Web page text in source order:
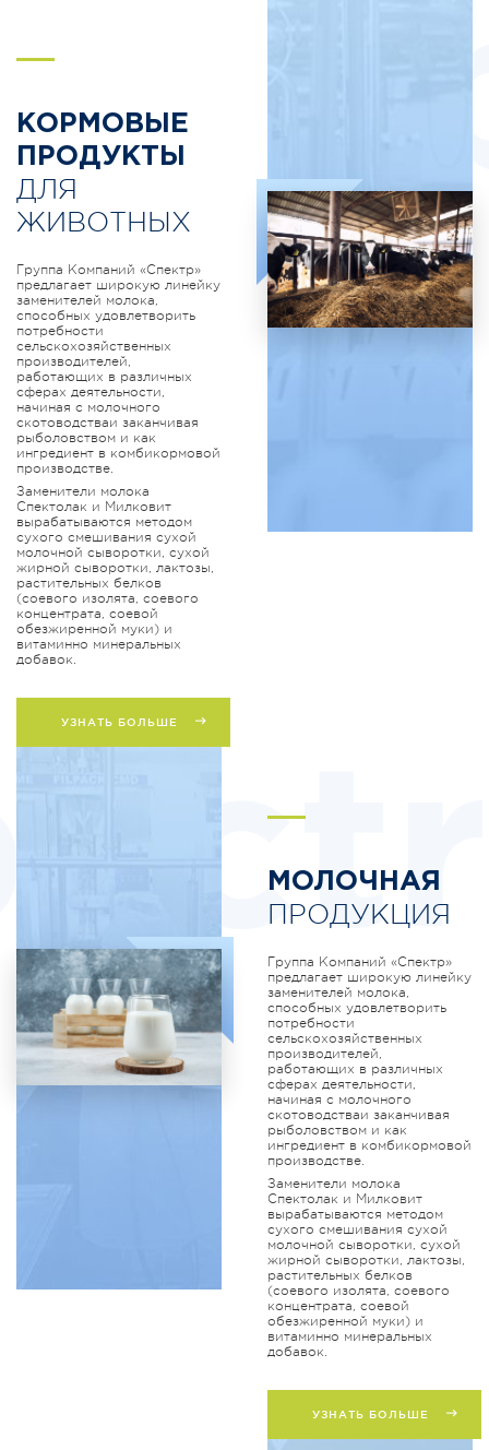
КОРМОВЫЕ
ПРОДУКТЫ
ДЛЯ
ЖИВОТНЫХ
Группа Компаний «Спектр»
предлагает широкую линейку
заменителей молока,
способных удовлетворить
потребности
сельскохозяйственных
производителей,
работающих в различных
сферах деятельности,
начиная с молочного
скотоводстваи заканчивая
рыболовством и как
ингредиент в комбикормовой
производстве.
Заменители молока
Спектолак и Милковит
вырабатываются методом
сухого смешивания сухой
молочной сыворотки, сухой
жирной сыворотки, лактозы,
растительных белков
(соевого изолята, соевого
концентрата, соевой
обезжиренной муки) и
витаминно минеральных
добавок.
УЗНАТЬ БОЛЬШЕ
МОЛОЧНАЯ
ПРОДУКЦИЯ
Группа Компаний «Спектр»
предлагает широкую линейку
заменителей молока,
способных удовлетворить
потребности
сельскохозяйственных
производителей,
работающих в различных
сферах деятельности,
начиная с молочного
скотоводстваи заканчивая
рыболовством и как
ингредиент в комбикормовой
производстве.
Заменители молока
Спектолак и Милковит
вырабатываются методом
сухого смешивания сухой
молочной сыворотки, сухой
жирной сыворотки, лактозы,
растительных белков
(соевого изолята, соевого
концентрата, соевой
обезжиренной муки) и
витаминно минеральных
добавок.
УЗНАТЬ БОЛЬШЕ